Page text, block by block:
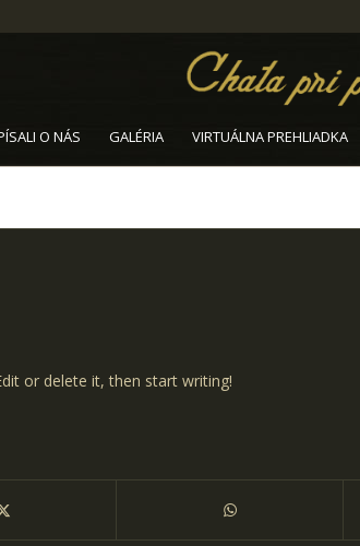
O NÁS GALÉRIA VIRTUÁLNA PREHLIADKA
or delete it, then start writing!